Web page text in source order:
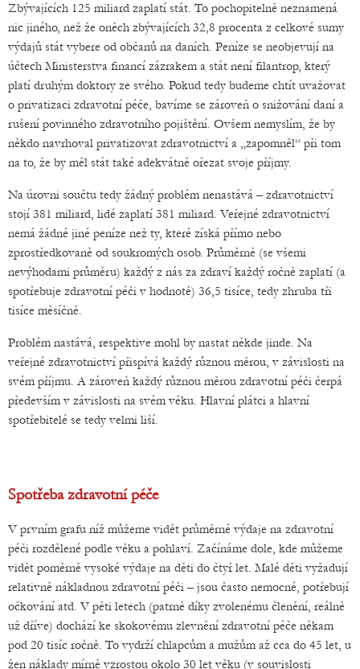
Zbývajících 125 miliard zaplatí stát. To pochopitelně neznamená
nic jiného, než že oněch zbývajících 32,8 procenta z celkové sumy
výdajů stát vybere od občanů na daních. Peníze se neobjevují na
účtech Ministerstva financí zázrakem a stát není filantrop, který
platí druhým doktory ze svého. Pokud tedy budeme chtít uvažovat
o privatizaci zdravotní péče, bavíme se zároveň o snižování daní a
rušení povinného zdravotního pojištění. Ovšem nemyslím, že by
někdo navrhoval privatizovat zdravotnictví a „zapomněl“ při tom
na to, že by měl stát také adekvátně ořezat svoje příjmy.
Na úrovni součtu tedy žádný problém nenastává – zdravotnictví
stojí 381 miliard, lidé zaplatí 381 miliard. Veřejné zdravotnictví
nemá žádné jiné peníze než ty, které získá přímo nebo
zprostředkovaně od soukromých osob. Průměrně (se všemi
nevýhodami průměru) každý z nás za zdraví každý ročně zaplatí (a
spotřebuje zdravotní péči v hodnotě) 36,5 tisíce, tedy zhruba tři
tisíce měsíčně.
Problém nastává, respektive mohl by nastat někde jinde. Na
veřejné zdravotnictví přispívá každý různou měrou, v závislosti na
svém příjmu. A zároveň každý různou měrou zdravotní péči čerpá
především v závislosti na svém věku. Hlavní plátci a hlavní
spotřebitelé se tedy velmi liší.
Spotřeba zdravotní péče
V prvním grafu níž můžeme vidět průměrné výdaje na zdravotní
péči rozdělené podle věku a pohlaví. Začínáme dole, kde můžeme
vidět poměrně vysoké výdaje na děti do čtyř let. Malé děti vyžadují
relativně nákladnou zdravotní péči – jsou často nemocné, potřebují
očkování atd. V pěti letech (patrně díky zvolenému členění, reálně
už dříve) dochází ke skokovému zlevnění zdravotní péče někam
pod 20 tisíc ročně. To vydrží chlapcům a mužům až cca do 45 let, u
žen náklady mírně vzrostou okolo 30 let věku (v souvislosti